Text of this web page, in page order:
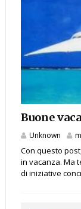
Buone
Unknown
Con questo
in vacanza. Ma
di iniziative